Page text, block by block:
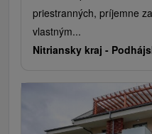
priestranných, príjemne
vlastným...
Nitriansky kraj -